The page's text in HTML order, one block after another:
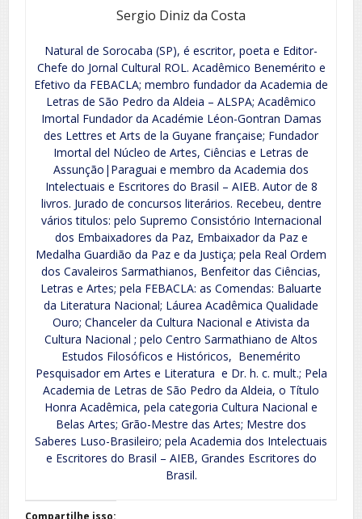
Sergio Diniz da Costa
Natural de Sorocaba (SP), é escritor, poeta e Editor-
Chefe do Jornal Cultural ROL. Acadêmico Benemérito e
Efetivo da FEBACLA; membro fundador da Academia de
Letras de São Pedro da Aldeia – ALSPA; Acadêmico
Imortal Fundador da Académie Léon-Gontran Damas
des Lettres et Arts de la Guyane française; Fundador
Imortal del Núcleo de Artes, Ciências e Letras de
Assunção|Paraguai e membro da Academia dos
Intelectuais e Escritores do Brasil – AIEB. Autor de 8
livros. Jurado de concursos literários. Recebeu, dentre
vários titulos: pelo Supremo Consistório Internacional
dos Embaixadores da Paz, Embaixador da Paz e
Medalha Guardião da Paz e da Justiça; pela Real Ordem
dos Cavaleiros Sarmathianos, Benfeitor das Ciências,
Letras e Artes; pela FEBACLA: as Comendas: Baluarte
da Literatura Nacional; Láurea Acadêmica Qualidade
Ouro; Chanceler da Cultura Nacional e Ativista da
Cultura Nacional ; pelo Centro Sarmathiano de Altos
Estudos Filosóficos e Históricos, Benemérito
Pesquisador em Artes e Literatura e Dr. h. c. mult.; Pela
Academia de Letras de São Pedro da Aldeia, o Título
Honra Acadêmica, pela categoria Cultura Nacional e
Belas Artes; Grão-Mestre das Artes; Mestre dos
Saberes Luso-Brasileiro; pela Academia dos Intelectuais
e Escritores do Brasil – AIEB, Grandes Escritores do
Brasil.
Compartilhe isso: